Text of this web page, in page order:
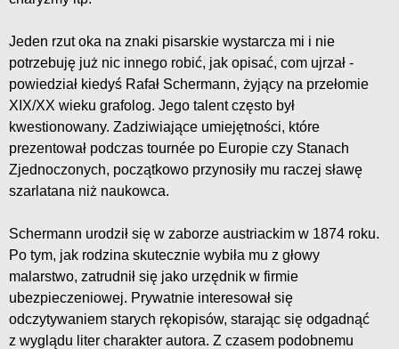
Jeden rzut oka na znaki pisarskie wystarcza mi i nie
potrzebuję już nic innego robić, jak opisać, com ujrzał -
powiedział kiedyś Rafał Schermann, żyjący na przełomie
XIX/XX wieku grafolog. Jego talent często był
kwestionowany. Zadziwiające umiejętności, które
prezentował podczas tournée po Europie czy Stanach
Zjednoczonych, początkowo przynosiły mu raczej sławę
szarlatana niż naukowca.
Schermann urodził się w zaborze austriackim w 1874 roku.
Po tym, jak rodzina skutecznie wybiła mu z głowy
malarstwo, zatrudnił się jako urzędnik w firmie
ubezpieczeniowej. Prywatnie interesował się
odczytywaniem starych rękopisów, starając się odgadnąć
z wyglądu liter charakter autora. Z czasem podobnemu